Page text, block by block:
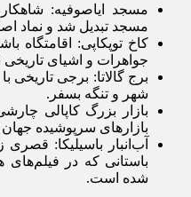
مسجد ایاصوفیه:
مسجد تبدیل شد و نماد
کاخ توپکاپی: اقامتگاه
جواهرات و اشیای تاریخی
شهر و تنگه بسفر.
بازار بزرگ کاپالی
بازارهای سرپوشیده
آب‌انبار باسیلیکا:
باستانی که در فیلم‌های
شده است.